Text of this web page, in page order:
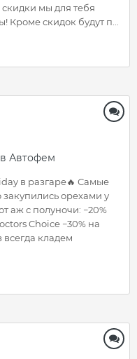
мы для тебя
Кроме скидок будут п...
Автофем
в разгаре🔥 Самые
орехами у
аж с полуночи: −20%
Choice −30% на
кладем